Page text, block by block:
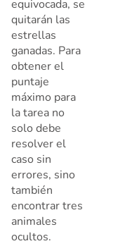
equivocada, se
quitarán las
estrellas
ganadas. Para
obtener el
puntaje
máximo para
la tarea no
solo debe
resolver el
caso sin
errores, sino
también
encontrar tres
animales
ocultos.